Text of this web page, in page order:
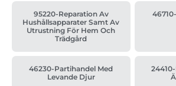
95220-Reparation Av
Hushållsapparater Samt Av
Utrustning För Hem Och
Trädgård
46230-Partihandel Med
Levande Djur